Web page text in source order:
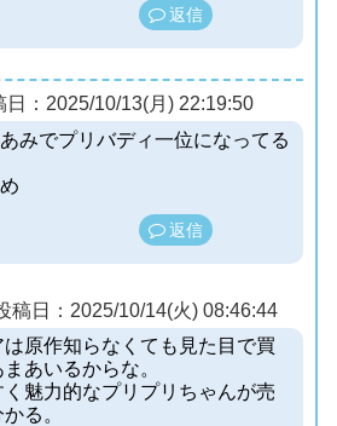
返信
日：2025/10/13(月) 22:19:50
みでプリバディ一位になってる
返信
稿日：2025/10/14(火) 08:46:44
は原作知らなくても見た目で買
あいるからな。
く魅力的なプリプリちゃんが売
る。